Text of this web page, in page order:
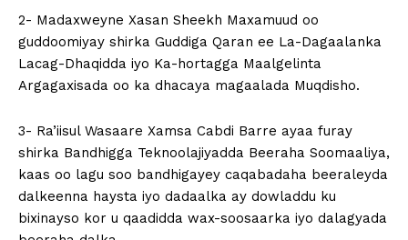
2- Madaxweyne Xasan Sheekh Maxamuud oo
guddoomiyay shirka Guddiga Qaran ee La-Dagaalanka
Lacag-Dhaqidda iyo Ka-hortagga Maalgelinta
Argagaxisada oo ka dhacaya magaalada Muqdisho.
3- Ra’iisul Wasaare Xamsa Cabdi Barre ayaa furay
shirka Bandhigga Teknoolajiyadda Beeraha Soomaaliya,
kaas oo lagu soo bandhigayey caqabadaha beeraleyda
dalkeenna haysta iyo dadaalka ay dowladdu ku
bixinayso kor u qaadidda wax-soosaarka iyo dalagyada